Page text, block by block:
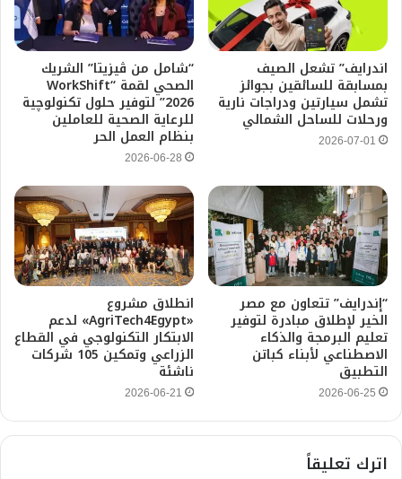
اندرايف” تشعل الصيف
بمسابقة للسائقين بجوائز
تشمل سيارتين ودراجات نارية
ورحلات للساحل الشمالي
2026-07-01
“شامل من ڤيزيتا” الشريك
الصحي لقمة “WorkShift
2026” لتوفير حلول تكنولوچية
للرعاية الصحية للعاملين
بنظام العمل الحر
2026-06-28
“إندرايف” تتعاون مع مصر
الخير لإطلاق مبادرة لتوفير
تعليم البرمجة والذكاء
الاصطناعي لأبناء كباتن
التطبيق
2026-06-25
انطلاق مشروع
«AgriTech4Egypt» لدعم
الابتكار التكنولوجي في القطاع
الزراعي وتمكين 105 شركات
ناشئة
2026-06-21
اترك تعليقاً